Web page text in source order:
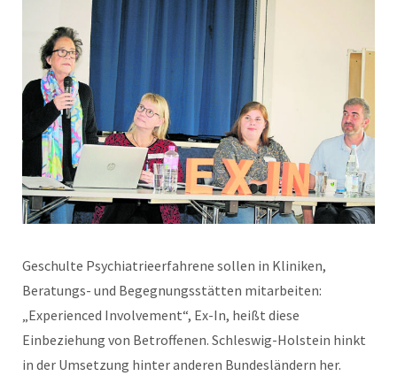
Geschulte Psychiatrieerfahrene sollen in Kliniken,
Beratungs- und Begegnungsstätten mitarbeiten:
„Experienced Involvement“, Ex-In, heißt diese
Einbeziehung von Betroffenen. Schleswig-Holstein hinkt
in der Umsetzung hinter anderen Bundesländern her.